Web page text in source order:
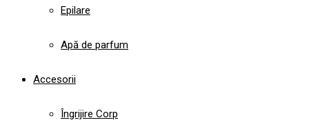
Epilare
Apă de parfum
Accesorii
Îngrijire Corp